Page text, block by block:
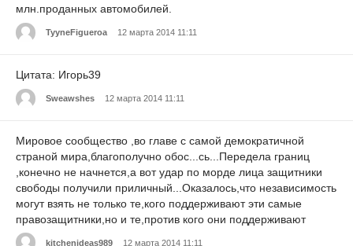
млн.проданных автомобилей.
TyyneFigueroa 12 марта 2014 11:11
Цитата: Игорь39
Sweawshes 12 марта 2014 11:11
Мировое сообщество ,во главе с самой демократичной
страной мира,благополучно обос...сь...Передела границ
,конечно не начнется,а вот удар по морде лица защитники
свободы получили приличный...Оказалось,что независимость
могут взять не только те,кого поддерживают эти самые
правозащитники,но и те,против кого они поддерживают
kitchenideas989 12 марта 2014 11:11